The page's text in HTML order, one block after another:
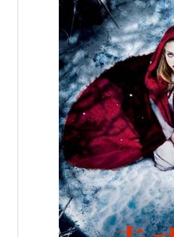
ンチャーに代り監督に
『トワイライト〜初恋
しての興行記録を塗り
フィルモグラフィー
トワイライト〜初恋〜
マリア(2006) 監督/製
ロード・オブ・ドッグ
サーティーン あの頃欲
督/脚本